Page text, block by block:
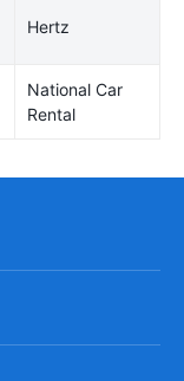
Hertz
National Car
Rental